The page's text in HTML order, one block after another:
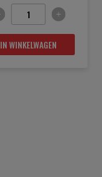
IN WINKELWAGEN